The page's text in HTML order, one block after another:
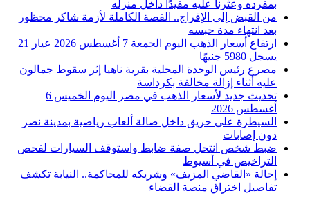
بمفرده وعثرنا عليه مقيدًا داخل منزله
من القبض إلى الإفراج.. القصة الكاملة لأزمة شاكر محظور
بعد انتهاء مدة حبسه
ارتفاع أسعار الذهب اليوم الجمعة 7 أغسطس 2026 عيار 21
يسجل 5980 جنيهًا
مصرع رئيس الوحدة المحلية بقرية ناهيا إثر سقوط جمالون
عليه أثناء إزالة مخالفة بكرداسة
تحديث جديد لأسعار الذهب في مصر اليوم الخميس 6
أغسطس 2026
السيطرة على حريق داخل صالة ألعاب رياضية بمدينة نصر
دون إصابات
ضبط شخص انتحل صفة ضابط واستوقف السيارات لفحص
التراخيص في أسيوط
إحالة «القاضي المزيف» وشريكه للمحاكمة.. النيابة تكشف
تفاصيل اختراق منصة القضاء